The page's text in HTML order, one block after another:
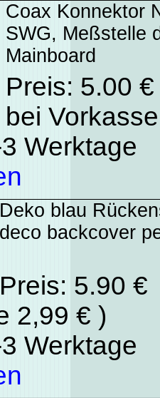
Coax Konnektor
SWG, Meßstelle
Mainboard
Preis: 5.00
bei
Werktage
Deko blau
deco backcover
Preis: 5.90
2,99 € )
Werktage